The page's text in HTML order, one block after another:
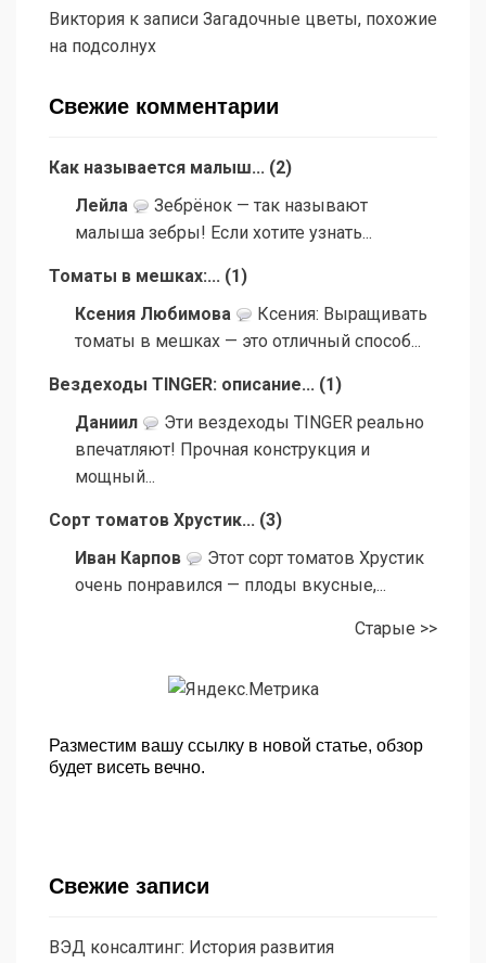
Виктория к записи Загадочные цветы, похожие
на подсолнух
Свежие комментарии
Как называется малыш... (2)
Лейла
Зебрёнок — так называют
малыша зебры! Если хотите узнать...
Томаты в мешках:... (1)
Ксения Любимова
Ксения: Выращивать
томаты в мешках — это отличный способ...
Вездеходы TINGER: описание... (1)
Даниил
Эти вездеходы TINGER реально
впечатляют! Прочная конструкция и
мощный...
Сорт томатов Хрустик... (3)
Иван Карпов
Этот сорт томатов Хрустик
очень понравился — плоды вкусные,...
Старые >>
Разместим вашу ссылку в новой статье, обзор
будет висеть вечно.
Свежие записи
ВЭД консалтинг: История развития